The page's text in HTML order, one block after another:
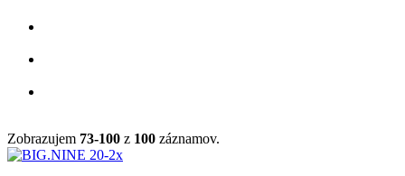
Zobrazujem 73-100 z 100 záznamov.